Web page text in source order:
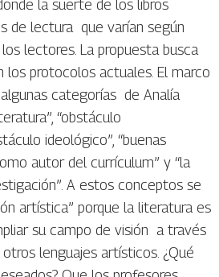
la suerte de los libros
de lectura que varían según
lectores. La propuesta busca
los protocolos actuales. El marco
categorías de Analía
“obstáculo
ideológico”, “buenas
autor del currículum” y “la
A estos conceptos se
artística” porque la literatura es
su campo de visión a través
lenguajes artísticos. ¿Qué